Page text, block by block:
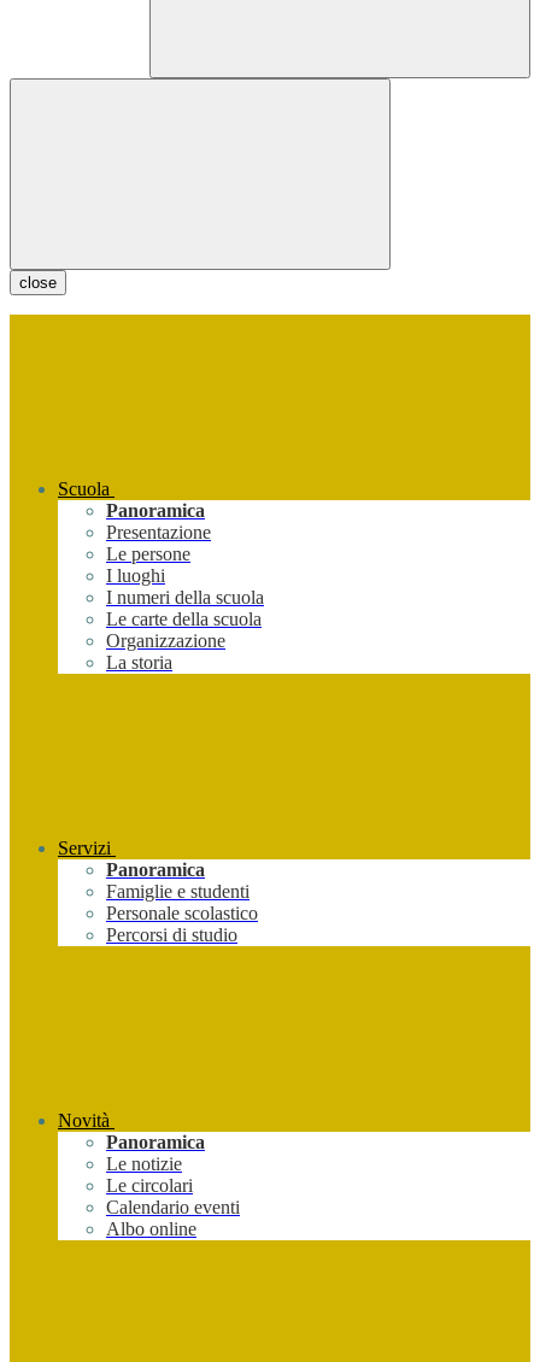
close
Scuola
Panoramica
Presentazione
Le persone
I luoghi
I numeri della scuola
Le carte della scuola
Organizzazione
La storia
Servizi
Panoramica
Famiglie e studenti
Personale scolastico
Percorsi di studio
Novità
Panoramica
Le notizie
Le circolari
Calendario eventi
Albo online